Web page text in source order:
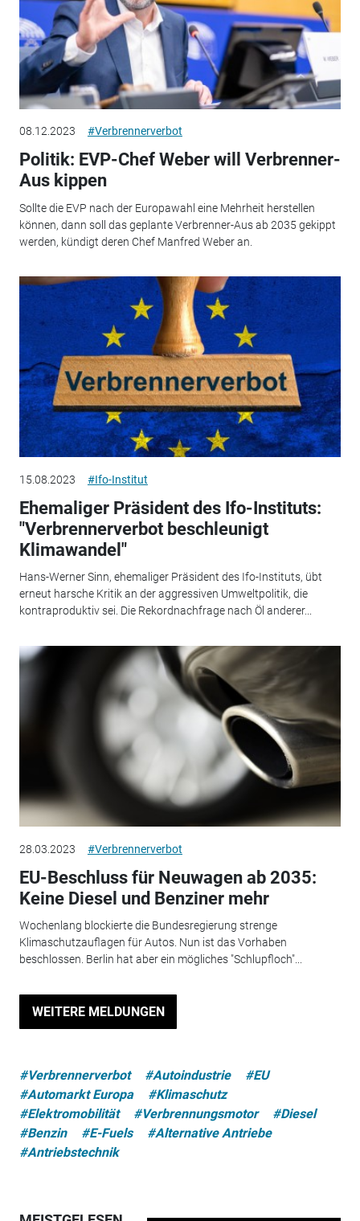
08.12.2023 #Verbrennerverbot
Politik: EVP-Chef Weber will Verbrenner-
Aus kippen
Sollte die EVP nach der Europawahl eine Mehrheit herstellen
können, dann soll das geplante Verbrenner-Aus ab 2035 gekippt
werden, kündigt deren Chef Manfred Weber an.
15.08.2023 #Ifo-Institut
Ehemaliger Präsident des Ifo-Instituts:
"Verbrennerverbot beschleunigt
Klimawandel"
Hans-Werner Sinn, ehemaliger Präsident des Ifo-Instituts, übt
erneut harsche Kritik an der aggressiven Umweltpolitik, die
kontraproduktiv sei. Die Rekordnachfrage nach Öl anderer...
28.03.2023 #Verbrennerverbot
EU-Beschluss für Neuwagen ab 2035:
Keine Diesel und Benziner mehr
Wochenlang blockierte die Bundesregierung strenge
Klimaschutzauflagen für Autos. Nun ist das Vorhaben
beschlossen. Berlin hat aber ein mögliches "Schlupfloch"...
WEITERE MELDUNGEN
#Verbrennerverbot #Autoindustrie
#EU
#Automarkt Europa
#Klimaschutz
#Elektromobilität
#Verbrennungsmotor
#Diesel
#Benzin
#E-Fuels
#Alternative Antriebe
#Antriebstechnik